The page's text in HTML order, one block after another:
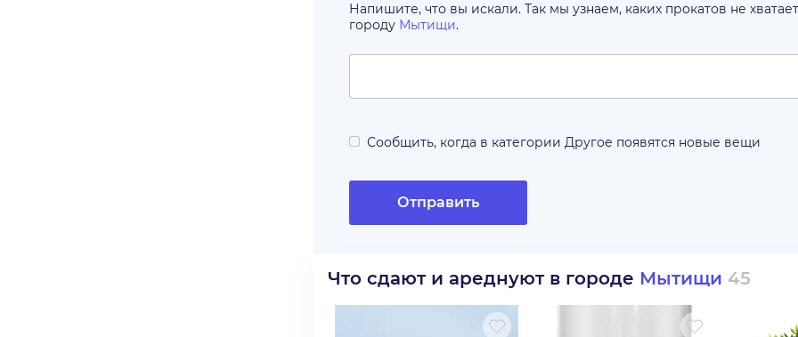
Напишите, что вы искали. Так мы узнаем, каких прокатов не хватает
городу Мытищи.
Сообщить, когда в категории Другое появятся новые вещи
Отправить
Что сдают и ареднуют в городе Мытищи 45